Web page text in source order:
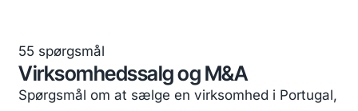
55 spørgsmål
Virksomhedssalg og M&A
Spørgsmål om at sælge en virksomhed i Portugal,